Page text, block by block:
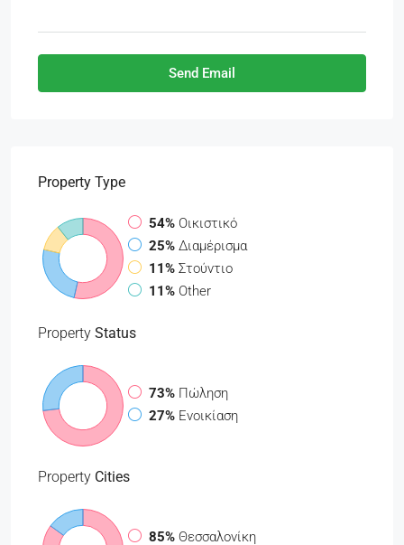
Send Email
Property Type
54% Οικιστικό
25% Διαμέρισμα
11% Στούντιο
11% Other
Property Status
73% Πώληση
27% Ενοικίαση
Property Cities
85% Θεσσαλονίκη